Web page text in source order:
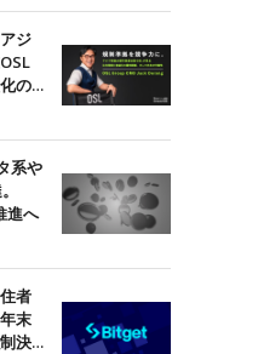
ジ
の…
系や
進へ
者
末
決…